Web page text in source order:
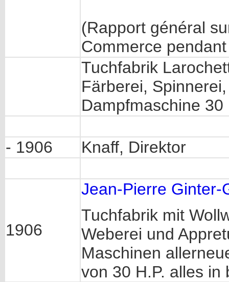
(Rapport général
Commerce
Tuchfabrik
Färberei,
Dampfmaschine 30
- 1906 Knaff, Direktor
1906
Jean-Pierre Ginter-
Tuchfabrik mit
Weberei und
Maschinen
von 30 H.P. alles in